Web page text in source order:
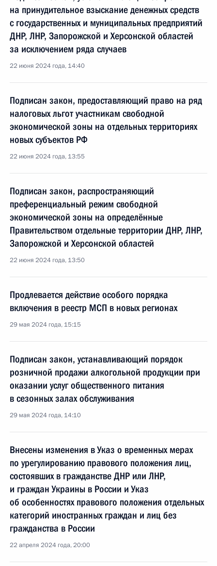
на принудительное взыскание денежных средств
с государственных и муниципальных предприятий
ДНР, ЛНР, Запорожской и Херсонской областей
за исключением ряда случаев
22 июня 2024 года, 14:40
Подписан закон, предоставляющий право на ряд
налоговых льгот участникам свободной
экономической зоны на отдельных территориях
новых субъектов РФ
22 июня 2024 года, 13:55
Подписан закон, распространяющий
преференциальный режим свободной
экономической зоны на определённые
Правительством отдельные территории ДНР, ЛНР,
Запорожской и Херсонской областей
22 июня 2024 года, 13:50
Продлевается действие особого порядка
включения в реестр МСП в новых регионах
29 мая 2024 года, 15:15
Подписан закон, устанавливающий порядок
розничной продажи алкогольной продукции при
оказании услуг общественного питания
в сезонных залах обслуживания
29 мая 2024 года, 14:10
Внесены изменения в Указ о временных мерах
по урегулированию правового положения лиц,
состоявших в гражданстве ДНР или ЛНР,
и граждан Украины в России и Указ
об особенностях правового положения отдельных
категорий иностранных граждан и лиц без
гражданства в России
22 апреля 2024 года, 20:00